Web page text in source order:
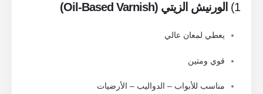
1) الورنيش الزيتي (Oil-Based Varnish)
يعطي لمعان عالي
قوي ومتين
مناسب للأبواب – الدواليب – الأرضيات